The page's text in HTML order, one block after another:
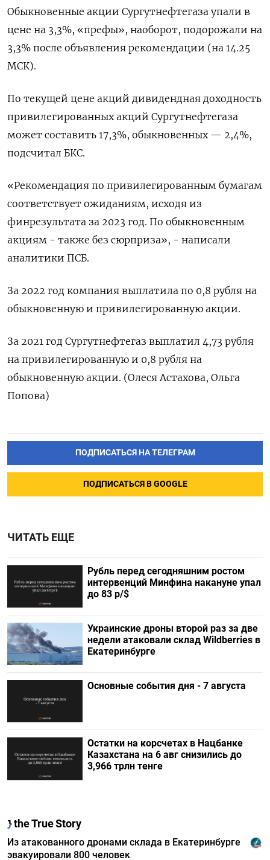
Обыкновенные акции Сургутнефтегаза упали в
цене на 3,3%, «префы», наоборот, подорожали на
3,3% после объявления рекомендации (на 14.25
МСК).
По текущей цене акций дивидендная доходность
привилегированных акций Сургутнефтегаза
может составить 17,3%, обыкновенных — 2,4%,
подсчитал БКС.
«Рекомендация по привилегированным бумагам
соответствует ожиданиям, исходя из
финрезультата за 2023 год. По обыкновенным
акциям - также без сюрприза», - написали
аналитики ПСБ.
За 2022 год компания выплатила по 0,8 рубля на
обыкновенную и привилегированную акции.
За 2021 год Сургутнефтегаз выплатил 4,73 рубля
на привилегированную и 0,8 рубля на
обыкновенную акции. (Олеся Астахова, Ольга
Попова)
ПОДПИСАТЬСЯ НА ТЕЛЕГРАМ
ПОДПИСАТЬСЯ В GOOGLE
ЧИТАТЬ ЕЩЕ
Рубль перед сегодняшним ростом
интервенций Минфина накануне упал
до 83 р/$
Украинские дроны второй раз за две
недели атаковали склад Wildberries в
Екатеринбурге
Основные события дня - 7 августа
Остатки на корсчетах в Нацбанке
Казахстана на 6 авг снизились до
3,966 трлн тенге